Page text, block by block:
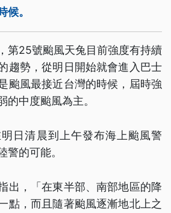
候。
第25號颱風天兔目前強度有持續
趨勢，從明日開始就會進入巴士
颱風最接近台灣的時候，屆時強
的中度颱風為主。
日清晨到上午發布海上颱風警
警的可能。
出，「在東半部、南部地區的降
點，而且隨著颱風逐漸地北上之